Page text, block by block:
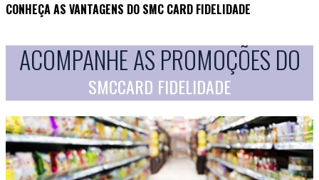
CONHEÇA AS VANTAGENS DO SMC CARD FIDELIDADE
ACOMPANHE AS PROMOÇÕES DO
SMCCARD FIDELIDADE